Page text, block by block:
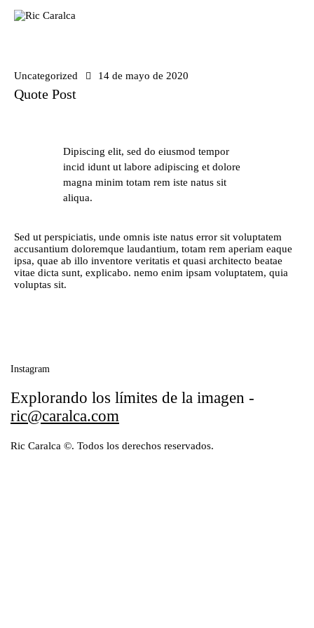
Uncategorized 14 de mayo de 2020
Quote Post
Dipiscing elit, sed do eiusmod tempor
incid idunt ut labore adipiscing et dolore
magna minim totam rem iste natus sit
aliqua.
Sed ut perspiciatis, unde omnis iste natus error sit voluptatem
accusantium doloremque laudantium, totam rem aperiam eaque
ipsa, quae ab illo inventore veritatis et quasi architecto beatae
vitae dicta sunt, explicabo. nemo enim ipsam voluptatem, quia
voluptas sit.
Instagram
Explorando los límites de la imagen -
ric@caralca.com
Ric Caralca ©. Todos los derechos reservados.